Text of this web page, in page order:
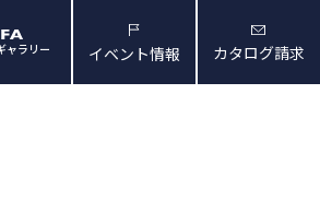
ャラリー イベント情報 カタログ請求